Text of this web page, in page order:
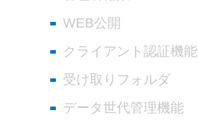
WEB公開
クライアント認証機能
受け取りフォルダ
データ世代管理機能